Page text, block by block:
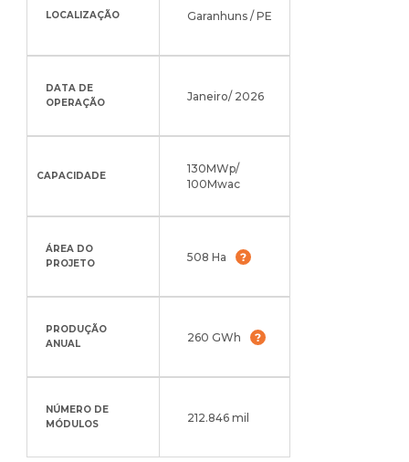
LOCALIZAÇÃO Garanhuns / PE
DATA DE
OPERAÇÃO
Janeiro/ 2026
CAPACIDADE
130MWp/
100Mwac
ÁREA DO
PROJETO
508 Ha
PRODUÇÃO
ANUAL
260 GWh
NÚMERO DE
MÓDULOS
212.846 mil